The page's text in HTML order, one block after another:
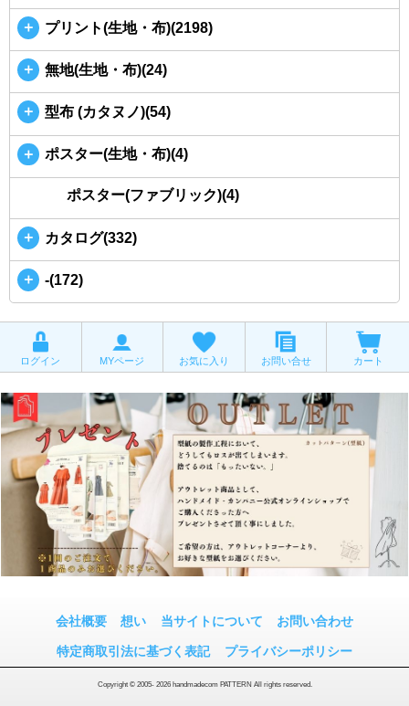
＋ プリント(生地・布)(2198)
＋ 無地(生地・布)(24)
＋ 型布 (カタヌノ)(54)
＋ ポスター(生地・布)(4)
ポスター(ファブリック)(4)
＋ カタログ(332)
＋ -(172)
ログイン MYページ お気に入り お問い合せ カート
会社概要 想い 当サイトについて お問い合わせ
特定商取引法に基づく表記 プライバシーポリシー
Copyright © 2005- 2026 handmadecom PATTERN All rights reserved.